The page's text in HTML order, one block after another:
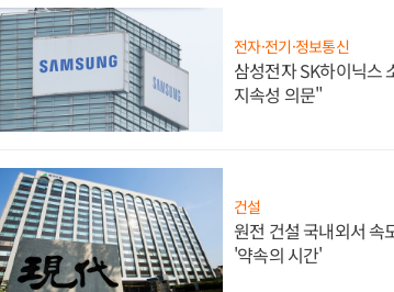
전자·전기·정보통신
삼성전자 SK하이닉스
지속성 의문"
건설
원전 건설 국내외서 속
'약속의 시간'